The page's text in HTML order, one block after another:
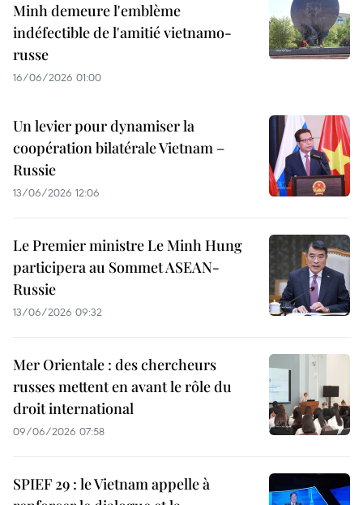
Minh demeure l'emblème
indéfectible de l'amitié vietnamo-
russe
16/06/2026 01:00
Un levier pour dynamiser la
coopération bilatérale Vietnam –
Russie
13/06/2026 12:06
Le Premier ministre Le Minh Hung
participera au Sommet ASEAN-
Russie
13/06/2026 09:32
Mer Orientale : des chercheurs
russes mettent en avant le rôle du
droit international
09/06/2026 07:58
SPIEF 29 : le Vietnam appelle à